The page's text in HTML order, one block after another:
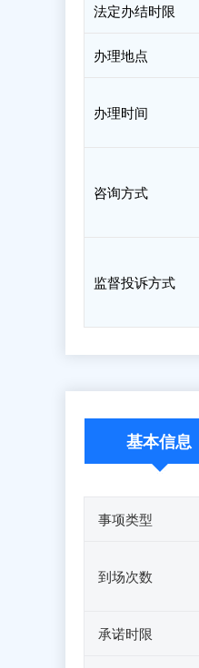
法定办结时限
办理地点
办理时间
咨询方式
监督投诉方式
基本信息
事项类型
到场次数
承诺时限